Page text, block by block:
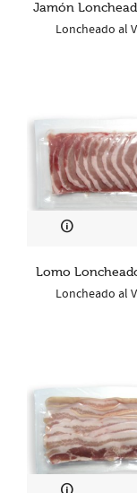
Jamón
Loncheado al
Lomo
Loncheado al